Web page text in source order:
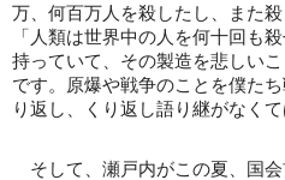
万、何百万人を殺したし、また殺
「人類は世界中の人を何十回も
持っていて、その製造を悲しい
です。原爆や戦争のことを僕た
り返し、くり返し語り継がなく
そして、瀬戸内がこの夏、国